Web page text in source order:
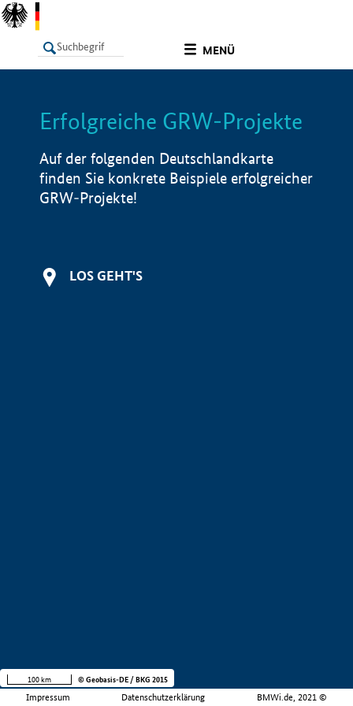
MENÜ
LISTE Info
Erfolgreiche GRW-Projekte
Auf der folgenden Deutschlandkarte
finden Sie konkrete Beispiele erfolgreicher
GRW-Projekte!
LOS GEHT'S
Impressum Datenschutzerklärung BMWi.de, 2021 ©
100 km © Geobasis-DE / BKG 2015